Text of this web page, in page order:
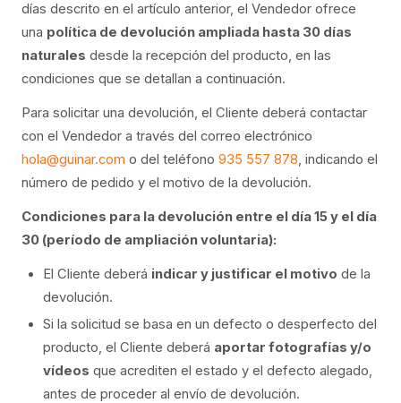
días descrito en el artículo anterior, el Vendedor ofrece
una política de devolución ampliada hasta 30 días
naturales desde la recepción del producto, en las
condiciones que se detallan a continuación.
Para solicitar una devolución, el Cliente deberá contactar
con el Vendedor a través del correo electrónico
hola@guinar.com o del teléfono 935 557 878, indicando el
número de pedido y el motivo de la devolución.
Condiciones para la devolución entre el día 15 y el día
30 (período de ampliación voluntaria):
El Cliente deberá indicar y justificar el motivo de la
devolución.
Si la solicitud se basa en un defecto o desperfecto del
producto, el Cliente deberá aportar fotografías y/o
vídeos que acrediten el estado y el defecto alegado,
antes de proceder al envío de devolución.